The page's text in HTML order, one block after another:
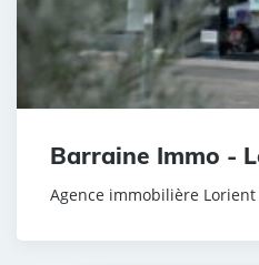
Barraine Immo -
Agence immobilière